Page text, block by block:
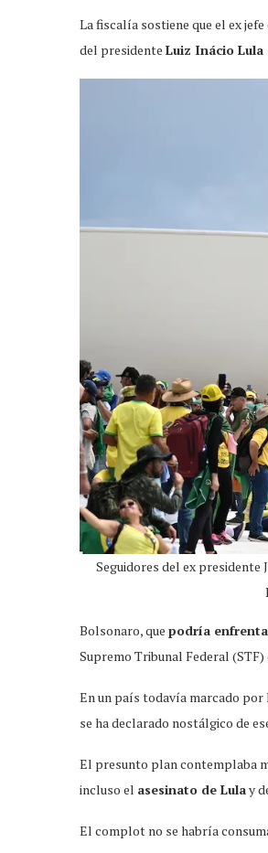
La fiscalía sostiene que el ex
del presidente Luiz Inácio Lula
Seguidores del ex presidente
Bolsonaro, que podría
Supremo Tribunal Federal
En un país todavía marcado por
se ha declarado nostálgico de
El presunto plan contemplaba
incluso el asesinato de Lulay
El complot no se habría